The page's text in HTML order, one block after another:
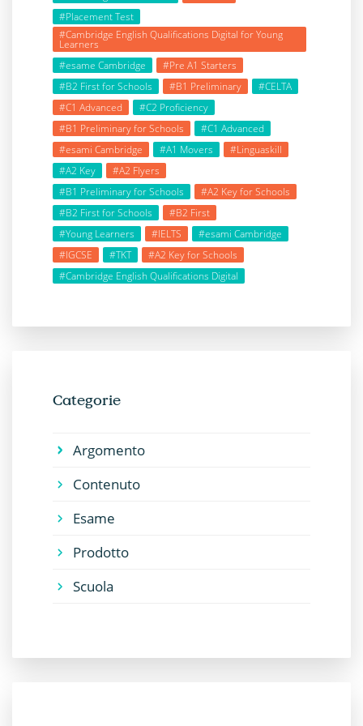
#Placement Test
#Cambridge English Qualifications Digital for Young
Learners
#esame Cambridge
#Pre A1 Starters
#B2 First for Schools
#B1 Preliminary
#CELTA
#C1 Advanced
#C2 Proficiency
#B1 Preliminary for Schools
#C1 Advanced
#esami Cambridge
#A1 Movers
#Linguaskill
#A2 Key
#A2 Flyers
#B1 Preliminary for Schools
#A2 Key for Schools
#B2 First for Schools
#B2 First
#Young Learners
#IELTS
#esami Cambridge
#IGCSE
#TKT
#A2 Key for Schools
#Cambridge English Qualifications Digital
Categorie
Argomento
Contenuto
Esame
Prodotto
Scuola